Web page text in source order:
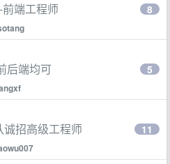
端工程师 8
后端均可 5
招高级工程师 11